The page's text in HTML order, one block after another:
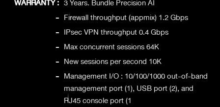
WARRANTY : 3 Years. Bundle Precision AI
- Firewall throughput (appmix) 1.2 Gbps
- IPsec VPN throughput 0.4 Gbps
- Max concurrent sessions 64K
- New sessions per second 10K
- Management I/O : 10/100/1000 out-of-band
management port (1), USB port (2), and
RJ45 console port (1